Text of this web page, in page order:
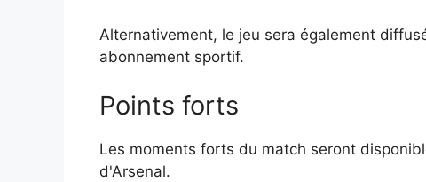
Alternativement, le jeu sera également
abonnement sportif.
Points forts
Les moments forts du match seront
d'Arsenal.